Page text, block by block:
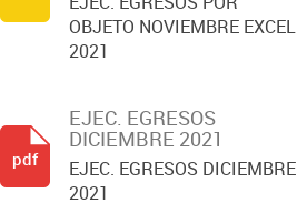
OBJETO NOVIEMBRE EXCEL
2021
EJEC. EGRESOS
DICIEMBRE 2021
EJEC. EGRESOS DICIEMBRE
2021
pdf